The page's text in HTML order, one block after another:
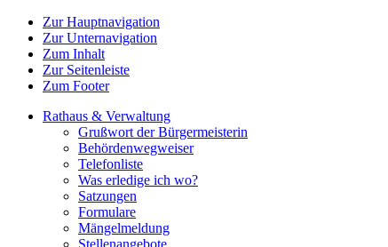
Zur Hauptnavigation
Zur Unternavigation
Zum Inhalt
Zur Seitenleiste
Zum Footer
Rathaus & Verwaltung
Grußwort der Bürgermeisterin
Behördenwegweiser
Telefonliste
Was erledige ich wo?
Satzungen
Formulare
Mängelmeldung
Stellenangebote